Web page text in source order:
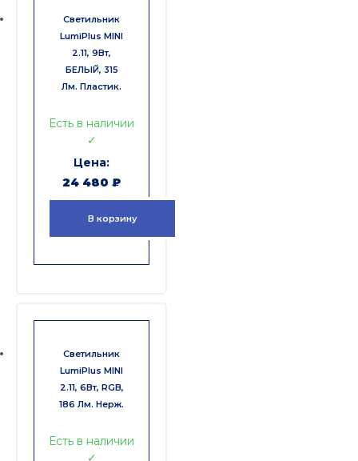
Светильник
LumiPlus MINI
2.11, 9Вт,
БЕЛЫЙ, 315
Лм. Пластик.
Есть в наличии
✓
24 480 ₽
В корзину
Светильник
LumiPlus MINI
2.11, 6Вт, RGB,
186 Лм. Нерж.
Есть в наличии
✓